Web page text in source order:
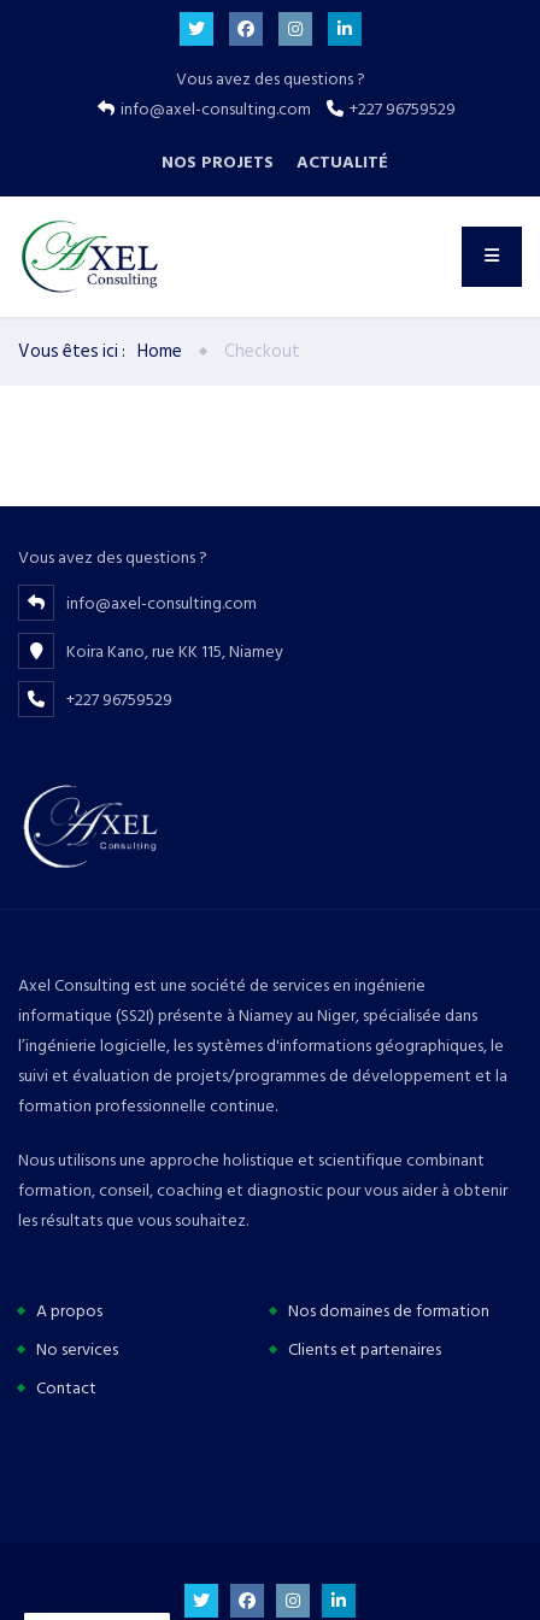
Vous avez des questions ?
info@axel-consulting.com
+227 96759529
NOS PROJETS
ACTUALITÉ
Vous êtes ici : Home Checkout
Vous avez des questions ?
info@axel-consulting.com
Koira Kano, rue KK 115, Niamey
+227 96759529
Axel Consulting est une société de services en ingénierie
informatique (SS2I) présente à Niamey au Niger, spécialisée dans
l’ingénierie logicielle, les systèmes d'informations géographiques, le
suivi et évaluation de projets/programmes de développement et la
formation professionnelle continue.
Nous utilisons une approche holistique et scientifique combinant
formation, conseil, coaching et diagnostic pour vous aider à obtenir
les résultats que vous souhaitez.
A propos
Nos domaines de formation
No services
Clients et partenaires
Contact